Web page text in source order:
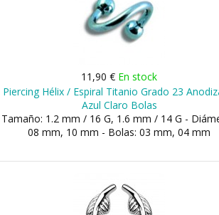
11,90 € En stock
Piercing Hélix / Espiral Titanio Grado 23
Azul Claro Bolas
Tamaño: 1.2 mm / 16 G, 1.6 mm / 14 G -
08 mm, 10 mm - Bolas: 03 mm, 04 mm